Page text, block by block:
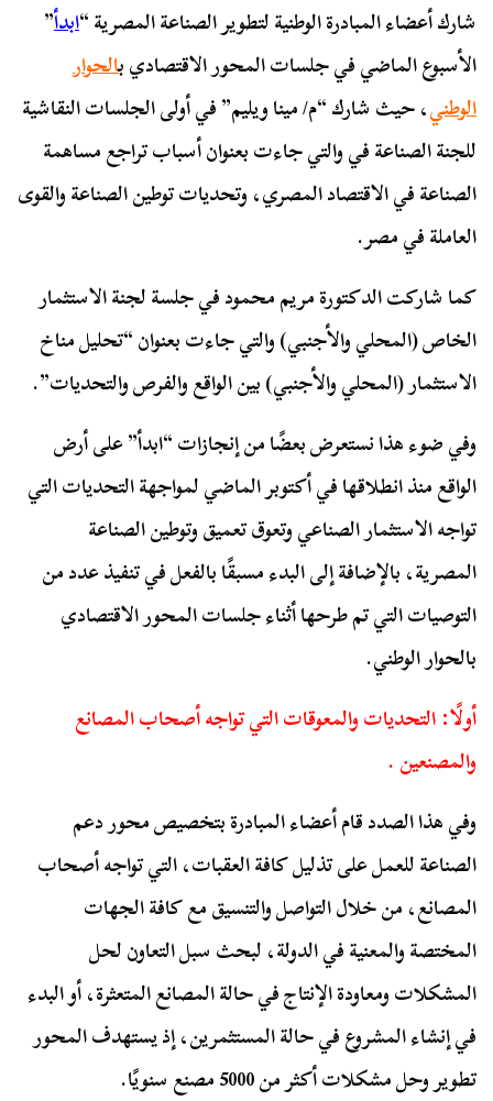
شارك أعضاء المبادرة الوطنية لتطوير الصناعة المصرية “ابدأ”
الأسبوع الماضي في جلسات المحور الاقتصادي بالحوار
الوطني، حيث شارك “م/ مينا ويليم” في أولى الجلسات النقاشية
للجنة الصناعة في والتي جاءت بعنوان أسباب تراجع مساهمة
الصناعة في الاقتصاد المصري، وتحديات توطين الصناعة والقوى
العاملة في مصر.
كما شاركت الدكتورة مريم محمود في جلسة لجنة الاستثمار
الخاص (المحلي والأجنبي) والتي جاءت بعنوان “تحليل مناخ
الاستثمار (المحلي والأجنبي) بين الواقع والفرص والتحديات”.
وفي ضوء هذا نستعرض بعضًا من إنجازات “ابدأ” على أرض
الواقع منذ انطلاقها في أكتوبر الماضي لمواجهة التحديات التي
تواجه الاستثمار الصناعي وتعوق تعميق وتوطين الصناعة
المصرية، بالإضافة إلى البدء مسبقًا بالفعل في تنفيذ عدد من
التوصيات التي تم طرحها أثناء جلسات المحور الاقتصادي
بالحوار الوطني.
أولًا: التحديات والمعوقات التي تواجه أصحاب المصانع
والمصنعين .
وفي هذا الصدد قام أعضاء المبادرة بتخصيص محور دعم
الصناعة للعمل على تذليل كافة العقبات، التي تواجه أصحاب
المصانع، من خلال التواصل والتنسيق مع كافة الجهات
المختصة والمعنية في الدولة، لبحث سبل التعاون لحل
المشكلات ومعاودة الإنتاج في حالة المصانع المتعثرة، أو البدء
في إنشاء المشروع في حالة المستثمرين، إذ يستهدف المحور
تطوير وحل مشكلات أكثر من 5000 مصنع سنويًا.